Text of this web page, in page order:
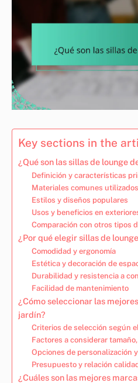
Key sections in the
¿Qué son las sillas de lounge
Definición y características
Materiales comunes utilizados
Estilos y diseños populares
Usos y beneficios en
Comparación con otros tipos
¿Por qué elegir sillas de
Comodidad y ergonomía
Estética y decoración de
Durabilidad y resistencia a
Facilidad de mantenimiento
¿Cómo seleccionar las
jardín?
Criterios de selección según
Factores a considerar
Opciones de personalización
Presupuesto y relación
¿Cuáles son las mejores